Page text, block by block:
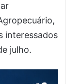
interessados
julho.